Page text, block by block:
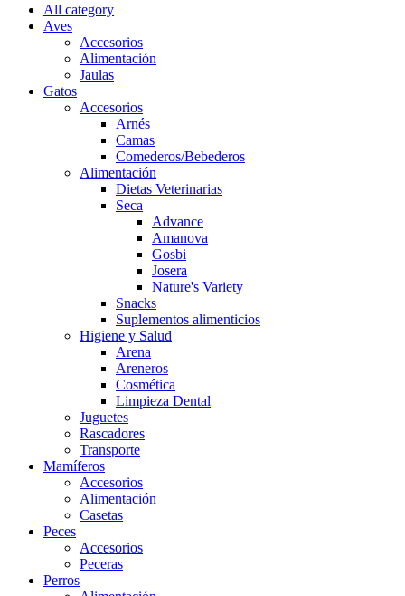
All category
Aves
Accesorios
Alimentación
Jaulas
Gatos
Accesorios
Arnés
Camas
Comederos/Bebederos
Alimentación
Dietas Veterinarias
Seca
Advance
Amanova
Gosbi
Josera
Nature's Variety
Snacks
Suplementos alimenticios
Higiene y Salud
Arena
Areneros
Cosmética
Limpieza Dental
Juguetes
Rascadores
Transporte
Mamíferos
Accesorios
Alimentación
Casetas
Peces
Accesorios
Peceras
Perros